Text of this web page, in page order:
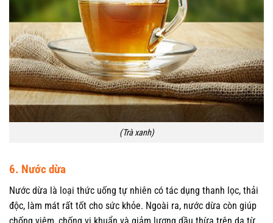
(Trà xanh)
6. Nước dừa
Nước dừa là loại thức uống tự nhiên có tác dụng thanh lọc, thải
độc, làm mát rất tốt cho sức khỏe. Ngoài ra, nước dừa còn giúp